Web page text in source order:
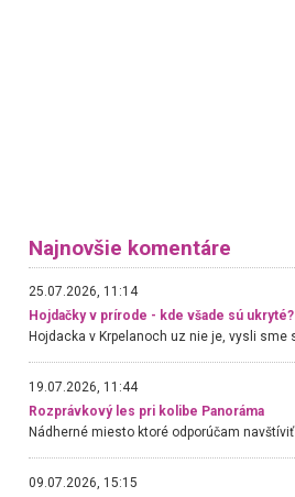
Najnovšie komentáre
25.07.2026, 11:14
Hojdačky v prírode - kde všade sú ukryté?
19.07.2026, 11:44
Rozprávkový les pri kolibe Panoráma
09.07.2026, 15:15